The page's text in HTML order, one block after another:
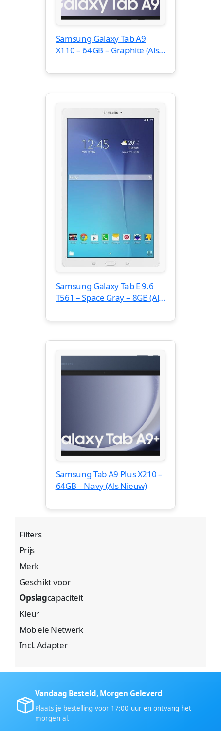
Samsung Galaxy Tab A9
X110 – 64GB – Graphite (Als
Samsung Galaxy Tab E 9.6
T561 – Space Gray – 8GB (Als
Samsung Tab A9 Plus X210 –
64GB – Navy (Als Nieuw)
Filters
Prijs
Merk
Geschikt voor
Opslagcapaciteit
Kleur
Mobiele Netwerk
Incl. Adapter
Vandaag Besteld, Morgen Geleverd
Plaats je bestelling voor 17:00 uur en ontvang het
morgen al.